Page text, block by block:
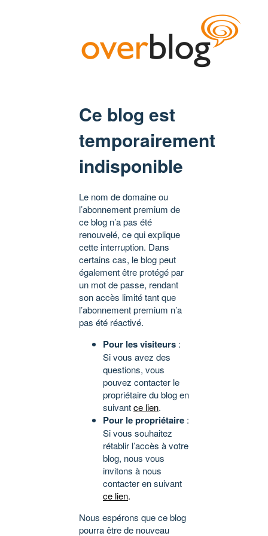
Ce blog est
temporairement
indisponible
Le nom de domaine ou
l’abonnement premium de
ce blog n’a pas été
renouvelé, ce qui explique
cette interruption. Dans
certains cas, le blog peut
également être protégé par
un mot de passe, rendant
son accès limité tant que
l’abonnement premium n’a
pas été réactivé.
Pour les visiteurs :
Si vous avez des
questions, vous
pouvez contacter le
propriétaire du blog en
suivantce lien.
Pour le propriétaire :
Si vous souhaitez
rétablir l’accès à votre
blog, nous vous
invitons à nous
contacter en suivant
ce lien.
Nous espérons que ce blog
pourra être de nouveau